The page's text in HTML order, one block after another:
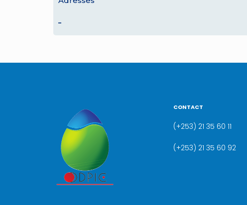
–
CONTACT
(+253) 21 35 60 11
(+253) 21 35 60 92